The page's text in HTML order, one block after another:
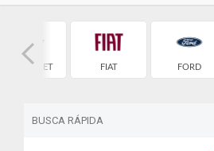
CHEVROLET FIAT FORD
BUSCA RÁPIDA